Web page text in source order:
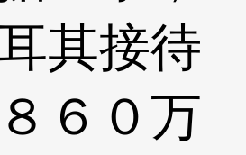
其接待
６０万